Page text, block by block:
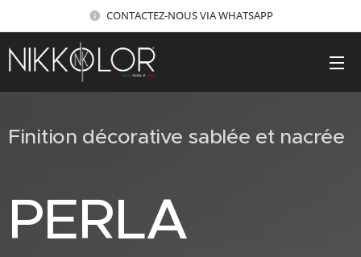
CONTACTEZ-NOUS VIA WHATSAPP
Finition décorative sablée et nacrée
PERLA